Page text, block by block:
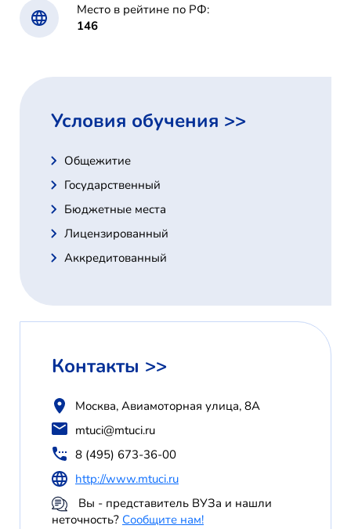
Место в рейтине по РФ:
146
Условия обучения >>
Общежитие
Государственный
Бюджетные места
Лицензированный
Аккредитованный
Контакты >>
Москва, Авиамоторная улица, 8А
mtuci@mtuci.ru
8 (495) 673-36-00
http://www.mtuci.ru
Вы - представитель ВУЗа и нашли
неточность? Сообщите нам!